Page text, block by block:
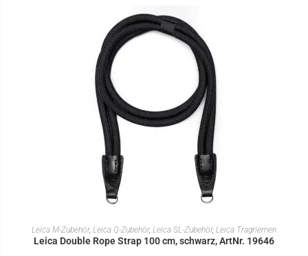
IN DEN WARENKORB
Leica M-Zubehör, Leica Q-Zubehör, Leica SL-Zubehör, Leica Tragriemen
Leica Double Rope Strap 100 cm, schwarz, ArtNr. 19646